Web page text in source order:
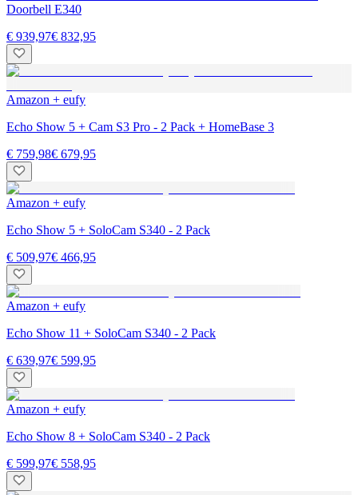
Doorbell E340
€ 939,97€ 832,95
Amazon + eufy
Echo Show 5 + Cam S3 Pro - 2 Pack + HomeBase 3
€ 759,98€ 679,95
Amazon + eufy
Echo Show 5 + SoloCam S340 - 2 Pack
€ 509,97€ 466,95
Amazon + eufy
Echo Show 11 + SoloCam S340 - 2 Pack
€ 639,97€ 599,95
Amazon + eufy
Echo Show 8 + SoloCam S340 - 2 Pack
€ 599,97€ 558,95